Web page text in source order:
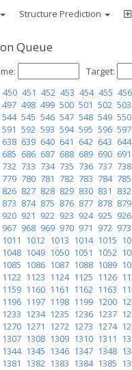
Structure Prediction
Queue
Target:
450 451 452 453 454 455 456
497 498 499 500 501 502 503
544 545 546 547 548 549 550
591 592 593 594 595 596 597
638 639 640 641 642 643 644
685 686 687 688 689 690 691
732 733 734 735 736 737 738
779 780 781 782 783 784 785
826 827 828 829 830 831 832
873 874 875 876 877 878 879
920 921 922 923 924 925 926
967 968 969 970 971 972 973
1011 1012 1013 1014 1015
1048 1049 1050 1051 1052
1085 1086 1087 1088 1089
1122 1123 1124 1125 1126
1159 1160 1161 1162 1163
1196 1197 1198 1199 1200
1233 1234 1235 1236 1237
1270 1271 1272 1273 1274
1307 1308 1309 1310 1311
1344 1345 1346 1347 1348
1381 1382 1383 1384 1385